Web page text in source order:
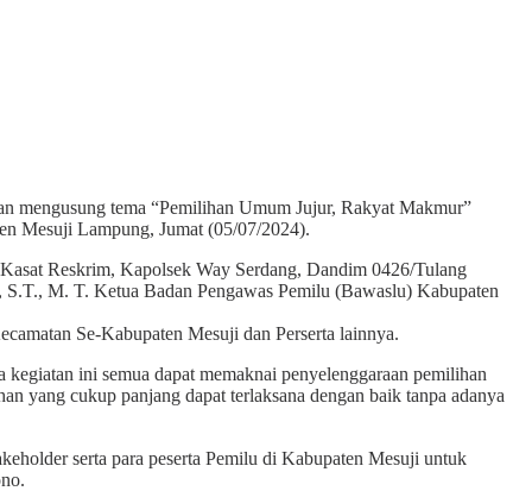
mengusung tema “Pemilihan Umum Jujur, Rakyat Makmur”
Mesuji Lampung, Jumat (05/07/2024).
Reskrim, Kapolsek Way Serdang, Dandim 0426/Tulang
M. T. Ketua Badan Pengawas Pemilu (Bawaslu) Kabupaten
Se-Kabupaten Mesuji dan Perserta lainnya.
ini semua dapat memaknai penyelenggaraan pemilihan
yang cukup panjang dapat terlaksana dengan baik tanpa adanya
serta para peserta Pemilu di Kabupaten Mesuji untuk